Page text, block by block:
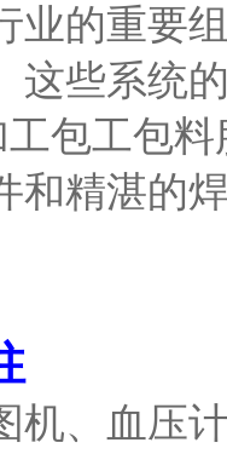
业的重要
这些系统
包工包
和精湛的
机、血压